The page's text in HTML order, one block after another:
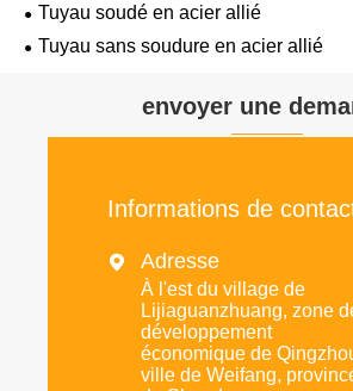
Tuyau soudé en acier allié
Tuyau sans soudure en acier allié
envoyer une
Informations de
 Adresse
À l'est du village de
Lijiaguanzhuang, zone
développement
économique de
ville de Weifang,